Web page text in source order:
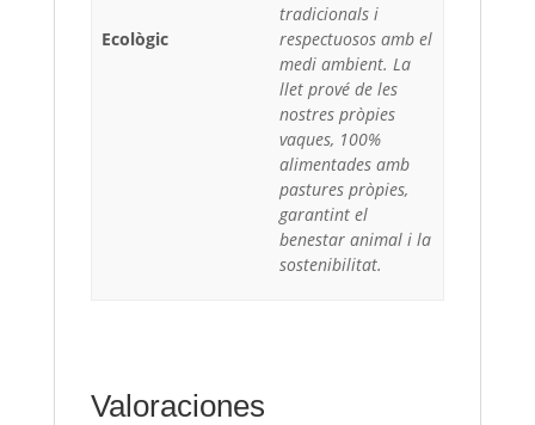
Ecològic
tradicionals i
respectuosos amb el
medi ambient. La
llet prové de les
nostres pròpies
vaques, 100%
alimentades amb
pastures pròpies,
garantint el
benestar animal i la
sostenibilitat.
Valoraciones